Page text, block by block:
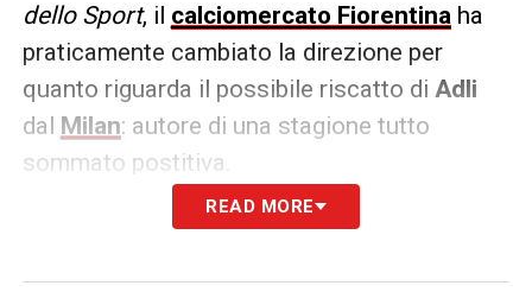
dello Sport, il calciomercato Fiorentinaha
praticamente cambiato la direzione per
quanto riguarda il possibile riscatto di Adli
dal Milan: autore di una stagione tutto
sommato postitiva.
prevede un diritto di riscatto pari a 10
READ MORE